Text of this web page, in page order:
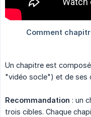
Un chapitre est
"vidéo socle") et de ses
Recommandation : un
trois cibles. Chaque